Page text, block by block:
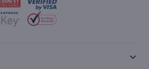
keyboard_arrow_down